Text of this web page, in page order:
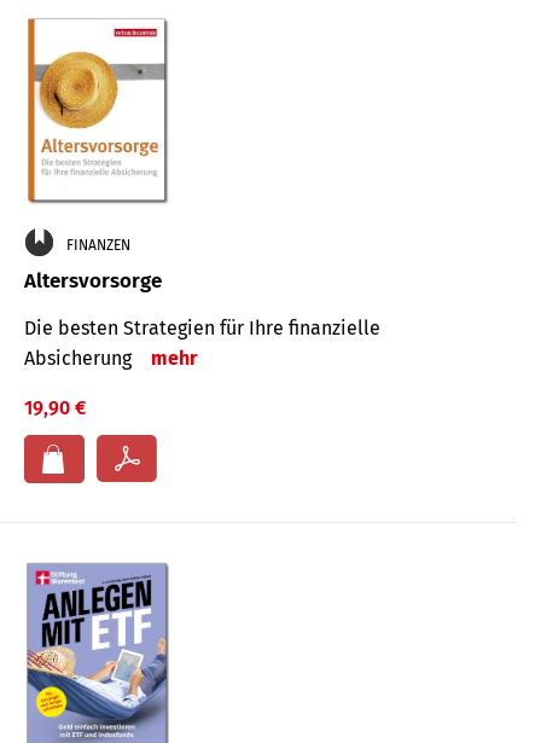
FINANZEN
Altersvorsorge
Die besten Strategien für Ihre finanzielle
Absicherung
mehr
19,90 €